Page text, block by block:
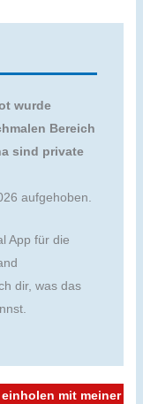
wurde
Bereich
sind private
aufgehoben.
App für die
dir, was das
mit meiner